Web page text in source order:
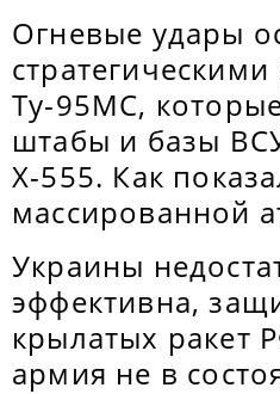
Огневые удары
Ту-95МС,
штабы и базы
Х-555. Как
массированной
Украины
эффективна,
крылатых ракет
армия не в